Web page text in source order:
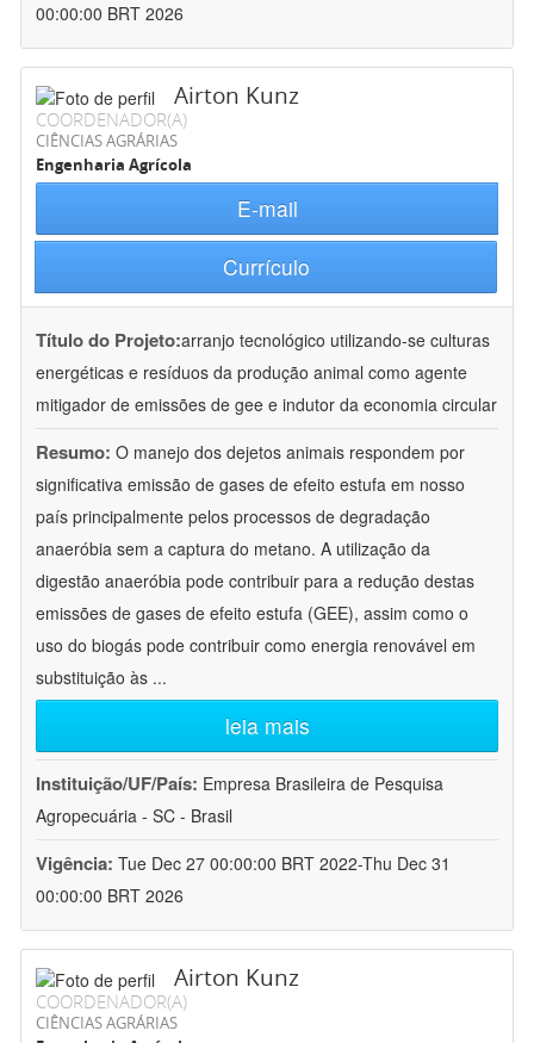
00:00:00 BRT 2026
Airton Kunz
COORDENADOR(A)
CIÊNCIAS AGRÁRIAS
Engenharia Agrícola
E-mail
Currículo
Título do Projeto:arranjo tecnológico utilizando-se culturas
energéticas e resíduos da produção animal como agente
mitigador de emissões de gee e indutor da economia circular
Resumo: O manejo dos dejetos animais respondem por
significativa emissão de gases de efeito estufa em nosso
país principalmente pelos processos de degradação
anaeróbia sem a captura do metano. A utilização da
digestão anaeróbia pode contribuir para a redução destas
emissões de gases de efeito estufa (GEE), assim como o
uso do biogás pode contribuir como energia renovável em
substituição às ...
leia mais
Instituição/UF/País: Empresa Brasileira de Pesquisa
Agropecuária - SC - Brasil
Vigência: Tue Dec 27 00:00:00 BRT 2022-Thu Dec 31
00:00:00 BRT 2026
Airton Kunz
COORDENADOR(A)
CIÊNCIAS AGRÁRIAS